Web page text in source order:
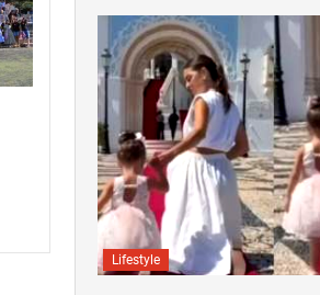
Lifestyle